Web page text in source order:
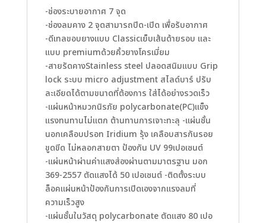
-ช่องระบายอากาศ 7 จุด
-ช่องลมคาง 2 จุดสามารถปิด-เปิด เพื่อรับอากาศ
-ดีเทลขอบยางแบบ Classicเย็บเส้นด้ายรอบ และ
แบบ premiumด้วยคิ้วยางโครเมี่ยม
-สายรัดคางStainless steel ปลอดสนิมแบบ Grip
lock ระบบ micro adjustment สไลด์บาร์ ปรับ
ละเอียดได้ตามขนาดที่ต้องการ ใส่ได้อย่างรวดเร็ว
-แผ่นหน้าหมวกนิรภัย polycarbonate(PC)แข็ง
แรงทนทานไม่แตก ต้านทานการเจาะทะลุ -แผ่นชั้น
นอกเคลือบปรอท Iridium รุ้ง เคลือบสารกันรอย
ขูดขีด ไม่หลอกสายตา ป้องกัน UV 99เปอเซนต์
-แผ่นหน้าผ่านค่าแสงส่องผ่านตามมาตรฐาน มอก
369-2557 ตัดแสงได้ 50 เปอเซนต์ -ติดตั้งระบบ
ล็อคแผ่นหน้าป้องกันการเปิดเองจากแรงลมที่
ความเร็วสูง
-แผ่นชั้นในวัสดุ polycarbonate ตัดแสง 80 เปอ